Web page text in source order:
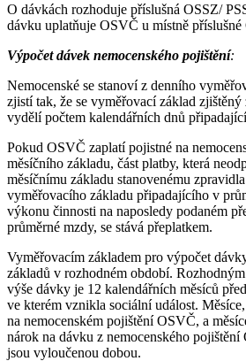
O dávkách rozhoduje příslušná OSSZ/
dávku uplatňuje OSVČ u místně
Výpočet dávek nemocenského pojištění:
Nemocenské se stanoví z denního
zjistí tak, že se vyměřovací základ
vydělí počtem kalendářních dnů
Pokud OSVČ zaplatí pojistné na
měsíčního základu, část platby, která
měsíčnímu základu stanovenému
vyměřovacího základu připadajícího v
výkonu činnosti na naposledy podaném
průměrné mzdy, se stává přeplatkem.
Vyměřovacím základem pro výpočet
základů v rozhodném období.
výše dávky je 12 kalendářních měsíců
ve kterém vznikla sociální událost.
na nemocenském pojištění OSVČ, a
nárok na dávku z nemocenského
jsou vyloučenou dobou.